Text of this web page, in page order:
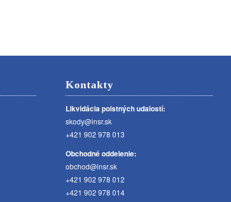
Kontakty
Likvidácia poistných udalostí:
skody@insr.sk
+421 902 978 013
Obchodné oddelenie:
obchod@insr.sk
+421 902 978 012
+421 902 978 014